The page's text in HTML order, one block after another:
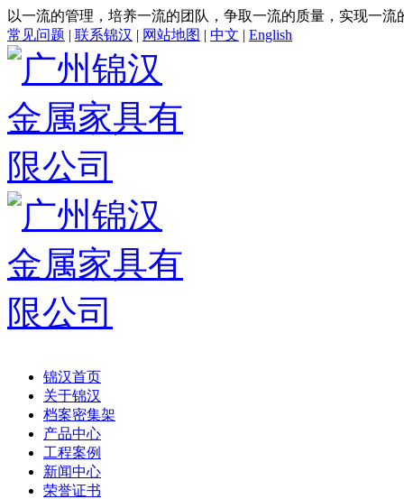
以一流的管理，培养一流的团队，争取一流的质量，实现一流
常见问题 | 联系锦汉 | 网站地图 | 中文 | English
锦汉首页
关于锦汉
档案密集架
产品中心
工程案例
新闻中心
荣誉证书